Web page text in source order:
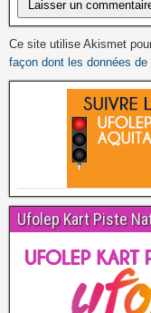
Ce site utilise Akismet
façon dont les données
Ufolep Kart Piste